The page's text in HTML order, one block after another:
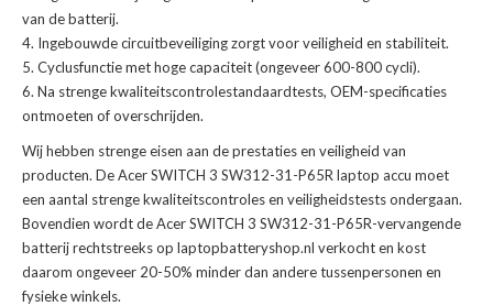
van de batterij.
Ingebouwde circuitbeveiliging zorgt voor veiligheid en stabiliteit.
Cyclusfunctie met hoge capaciteit (ongeveer 600-800 cycli).
Na strenge kwaliteitscontrolestandaardtests, OEM-specificaties
ontmoeten of overschrijden.
Wij hebben strenge eisen aan de prestaties en veiligheid van
producten. DeAcer SWITCH 3 SW312-31-P65R laptop accu moet
een aantal strenge kwaliteitscontroles en veiligheidstests ondergaan.
Bovendien wordt deAcer SWITCH 3 SW312-31-P65R-vervangende
batterijrechtstreeks op laptopbatteryshop.nl verkocht en kost
daarom ongeveer 20-50% minder dan andere tussenpersonen en
fysieke winkels.